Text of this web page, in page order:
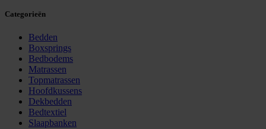
Categorieën
Bedden
Boxsprings
Bedbodems
Matrassen
Topmatrassen
Hoofdkussens
Dekbedden
Bedtextiel
Slaapbanken